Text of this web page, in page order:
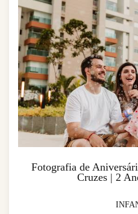
Fotografia de
Cruzes | 2